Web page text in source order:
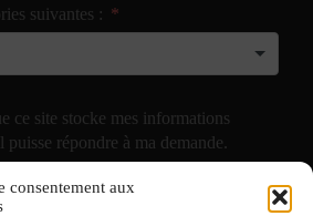
consentement aux
suivantes :
ce site stocke mes informations
répondre à ma demande.
vos e-mails et confirme avoir pris